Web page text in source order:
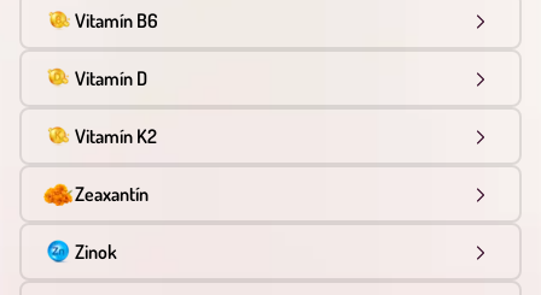
Vitamín B6
Vitamín D
Vitamín K2
Zeaxantín
Zinok